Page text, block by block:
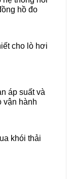
hồ đo
cho lò hơi
áp suất và
vận hành
khói thải